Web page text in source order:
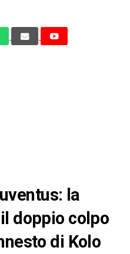
la
doppio colpo
di Kolo